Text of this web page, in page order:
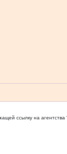
ссылку на